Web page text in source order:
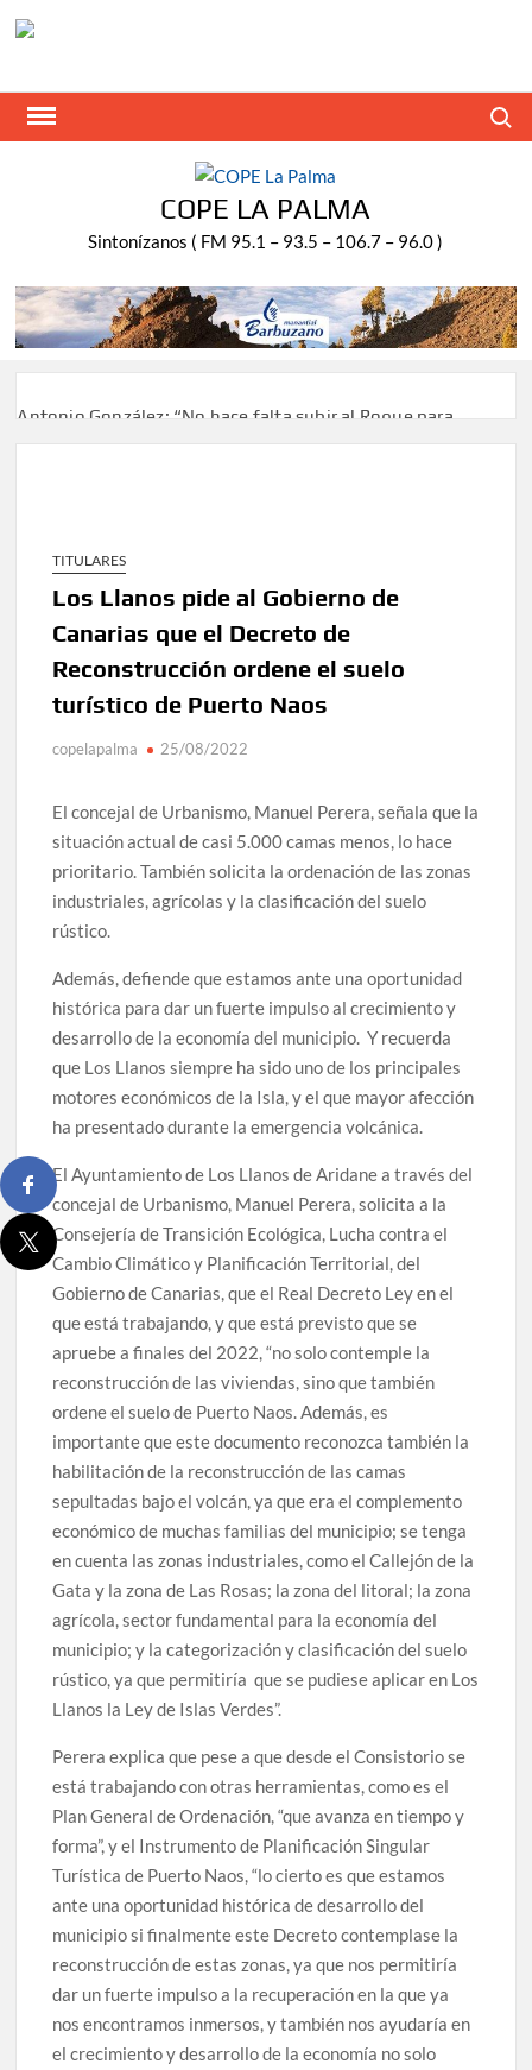
COPE LA PALMA
Sintonízanos ( FM 95.1 – 93.5 – 106.7 – 96.0 )
Antonio González: “No hace falta subir al Roque para
Tato Primera: “Quiero luchar por el título de campeón de
España y traer el cinturón a Canarias”
torneo de ajedrez con 200 jugadores”
dinamizador de Los Llanos de Aridane
David Ruiz rechaza las críticas de Nueva Canarias y
defiende que Tazacorte “avanza y cumple objetivos”
La Palma impulsa la inserción laboral de mujeres víctimas
de violencia de género con el apoyo empresarial
El Día de la Cometa reúne a cientos de familias en Santa
Cruz de La Palma y refuerza el comercio local en su sexta
edición
Borja Perdomo acusa al Gobierno del Cabildo de falta de
planificación y exige respuestas sobre las pérdidas de
agua
Jacob Qadri reclama prioridad para los pacientes de las
islas no capitalinas derivados a hospitales de Tenerife
TITULARES
Los Llanos pide al Gobierno de
Canarias que el Decreto de
Reconstrucción ordene el suelo
turístico de Puerto Naos
copelapalma 25/08/2022
El concejal de Urbanismo, Manuel Perera, señala que la
situación actual de casi 5.000 camas menos, lo hace
prioritario. También solicita la ordenación de las zonas
industriales, agrícolas y la clasificación del suelo
rústico.
Además, defiende que estamos ante una oportunidad
histórica para dar un fuerte impulso al crecimiento y
desarrollo de la economía del municipio. Y recuerda
que Los Llanos siempre ha sido uno de los principales
motores económicos de la Isla, y el que mayor afección
ha presentado durante la emergencia volcánica.
El Ayuntamiento de Los Llanos de Aridane a través del
concejal de Urbanismo, Manuel Perera, solicita a la
Consejería de Transición Ecológica, Lucha contra el
Cambio Climático y Planificación Territorial, del
Gobierno de Canarias, que el Real Decreto Ley en el
que está trabajando, y que está previsto que se
apruebe a finales del 2022, “no solo contemple la
reconstrucción de las viviendas, sino que también
ordene el suelo de Puerto Naos. Además, es
importante que este documento reconozca también la
habilitación de la reconstrucción de las camas
sepultadas bajo el volcán, ya que era el complemento
económico de muchas familias del municipio; se tenga
en cuenta las zonas industriales, como el Callejón de la
Gata y la zona de Las Rosas; la zona del litoral; la zona
agrícola, sector fundamental para la economía del
municipio; y la categorización y clasificación del suelo
rústico, ya que permitiría que se pudiese aplicar en Los
Llanos la Ley de Islas Verdes”.
Perera explica que pese a que desde el Consistorio se
está trabajando con otras herramientas, como es el
Plan General de Ordenación, “que avanza en tiempo y
forma”, y el Instrumento de Planificación Singular
Turística de Puerto Naos, “lo cierto es que estamos
ante una oportunidad histórica de desarrollo del
municipio si finalmente este Decreto contemplase la
reconstrucción de estas zonas, ya que nos permitiría
dar un fuerte impulso a la recuperación en la que ya
nos encontramos inmersos, y también nos ayudaría en
el crecimiento y desarrollo de la economía no solo